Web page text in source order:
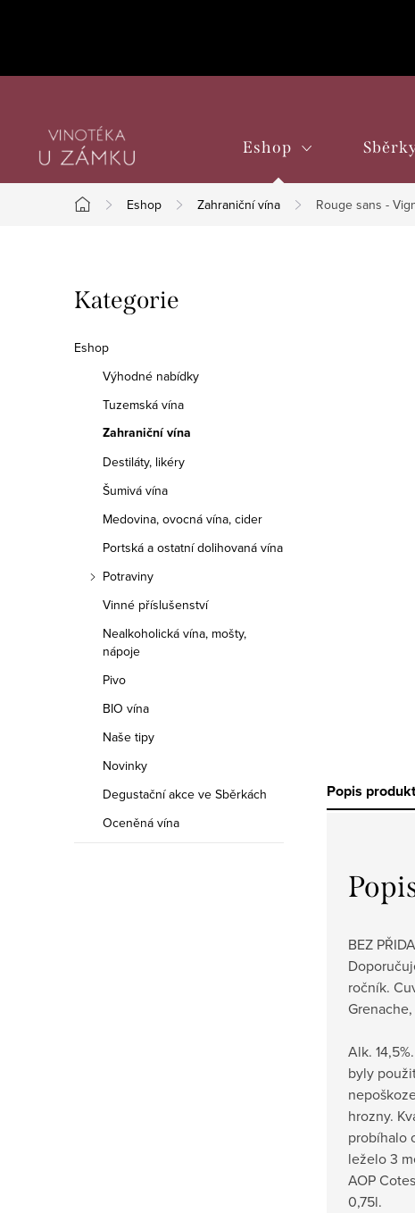
Eshop
Domů
Eshop Zahraniční vína Rouge sans -
o
s
Přeskočit
kategorie
Kategorie
Eshop
Výhodné nabídky
Tuzemská vína
Zahraniční vína
Destiláty, likéry
Šumivá vína
Medovina, ovocná vína, cider
Portská a ostatní dolihovaná vína
Potraviny
Vinné příslušenství
Nealkoholická vína, mošty,
nápoje
Pivo
BIO vína
Naše tipy
Novinky
Degustační akce ve Sběrkách
Oceněná vína
Popis
BEZ
ročník.
Alk.
byly
hrozny.
probíhalo
leželo 3
AOP
0,75l.